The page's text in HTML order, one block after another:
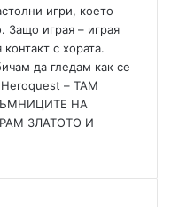
игри, което
Защо играя – играя
с хората.
да гледам как се
Heroquest – ТАМ
НА
ЗЛАТОТО И